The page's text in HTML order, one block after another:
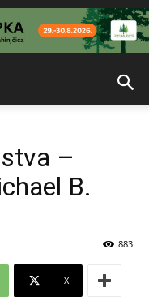
–
B.
883
X